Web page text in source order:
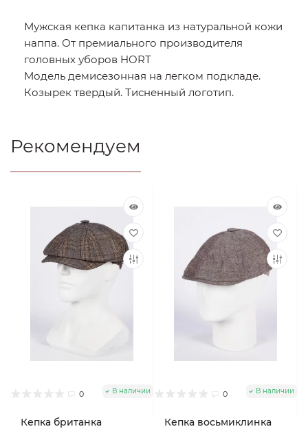
Мужская кепка капитанка из натуральной кожи
наппа. От премиального производителя
головных уборов HORT
Модель демисезонная на легком подкладе.
Козырек твердый. Тисненный логотип.
Рекомендуем
0 В наличии
Кепка британка
0 В наличии
Кепка восьмиклинка